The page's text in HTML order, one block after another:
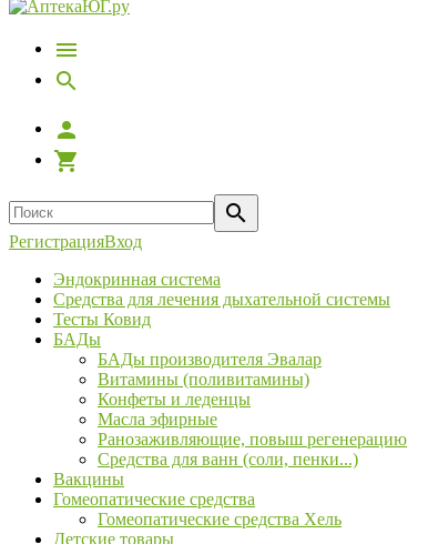
РегистрацияВход
Эндокринная система
Средства для лечения дыхательной системы
Тесты Ковид
БАДы
БАДы производителя Эвалар
Витамины (поливитамины)
Конфеты и леденцы
Масла эфирные
Ранозаживляющие, повыш регенерацию
Средства для ванн (соли, пенки...)
Вакцины
Гомеопатические средства
Гомеопатические средства Хель
Детские товары